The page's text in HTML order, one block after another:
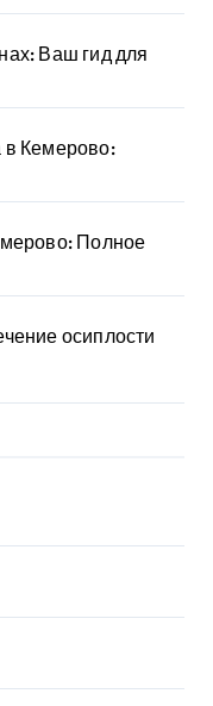
Ваш гид для
в Кемерово:
Полное
осиплости